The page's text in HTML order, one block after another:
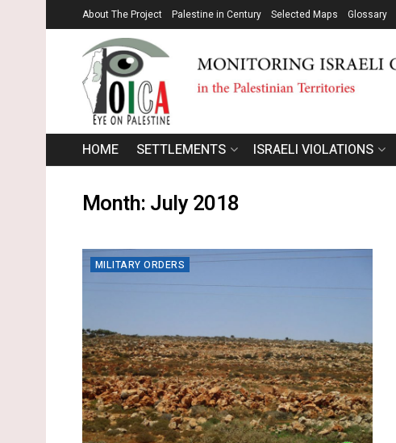
About The Project Palestine in Century Selected Maps Glossary
HOME SETTLEMENTS ISRAELI VIOLATIONS
Month:July 2018
MILITARY ORDERS